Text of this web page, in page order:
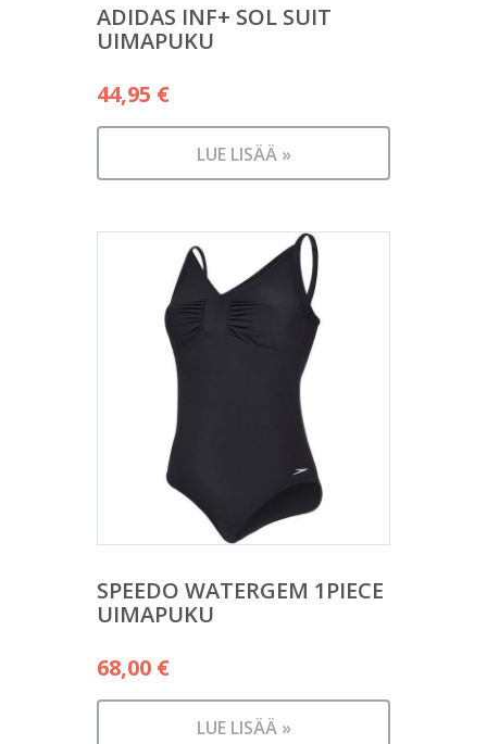
ADIDAS INF+ SOL SUIT
UIMAPUKU
44,95 €
LUE LISÄÄ »
SPEEDO WATERGEM 1PIECE
UIMAPUKU
68,00 €
LUE LISÄÄ »